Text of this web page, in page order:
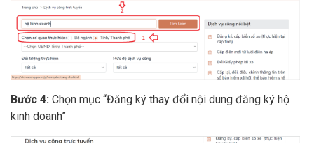
Bước 4: Chọn mục “Đăng ký thay đổi nội dung đăng ký hộ
kinh doanh”